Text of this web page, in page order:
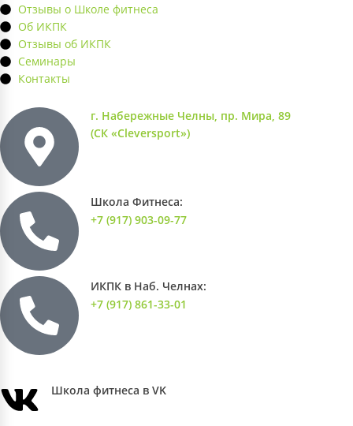
Отзывы о Школе фитнеса
Об ИКПК
Отзывы об ИКПК
Семинары
Контакты
г. Набережные Челны, пр. Мира, 89
(СК «Cleversport»)
Школа Фитнеса:
+7 (917) 903-09-77
ИКПК в Наб. Челнах:
+7 (917) 861-33-01
Школа фитнеса в VK